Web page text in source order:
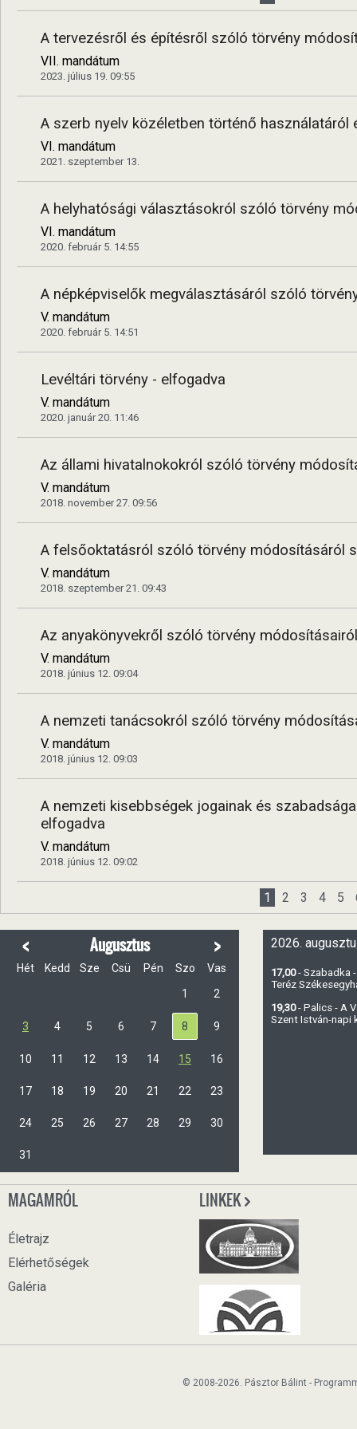
A tervezésről és építésről szóló törvény
VII. mandátum
2023. július 19. 09:55
A szerb nyelv közéletben történő
VI. mandátum
2021. szeptember 13.
A helyhatósági választásokról szóló törvény
VI. mandátum
2020. február 5. 14:55
A népképviselők megválasztásáról szóló
V. mandátum
2020. február 5. 14:51
Levéltári törvény - elfogadva
V. mandátum
2020. január 20. 11:46
Az állami hivatalnokokról szóló törvény
V. mandátum
2018. november 27. 09:56
A felsőoktatásról szóló törvény módosításáról
V. mandátum
2018. szeptember 21. 09:43
Az anyakönyvekről szóló törvény
V. mandátum
2018. június 12. 09:04
A nemzeti tanácsokról szóló törvény
V. mandátum
2018. június 12. 09:03
A nemzeti kisebbségek jogainak és
elfogadva
V. mandátum
2018. június 12. 09:02
1 2 3 4 5
< Augusztus >
Hét Kedd Sze Csü Pén Szo
Vas
1
2
3 4 5 6 7 8 9
10 11 12 13 14 15 16
17 18 19 20 21 22 23
24 25 26 27 28 29 30
31
2026.
17,00- Szabadka
Teréz
19,30- Palics - A
Szent István-napi
MAGAMRÓL
Életrajz
Elérhetőségek
Galéria
LINKEK
© 2008-2026. Pásztor Bálint -